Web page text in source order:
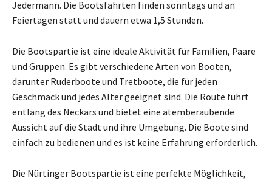
Jedermann. Die Bootsfahrten finden sonntags und an
Feiertagen statt und dauern etwa 1,5 Stunden.
Die Bootspartie ist eine ideale Aktivität für Familien, Paare
und Gruppen. Es gibt verschiedene Arten von Booten,
darunter Ruderboote und Tretboote, die für jeden
Geschmack und jedes Alter geeignet sind. Die Route führt
entlang des Neckars und bietet eine atemberaubende
Aussicht auf die Stadt und ihre Umgebung. Die Boote sind
einfach zu bedienen und es ist keine Erfahrung erforderlich.
Die Nürtinger Bootspartie ist eine perfekte Möglichkeit,